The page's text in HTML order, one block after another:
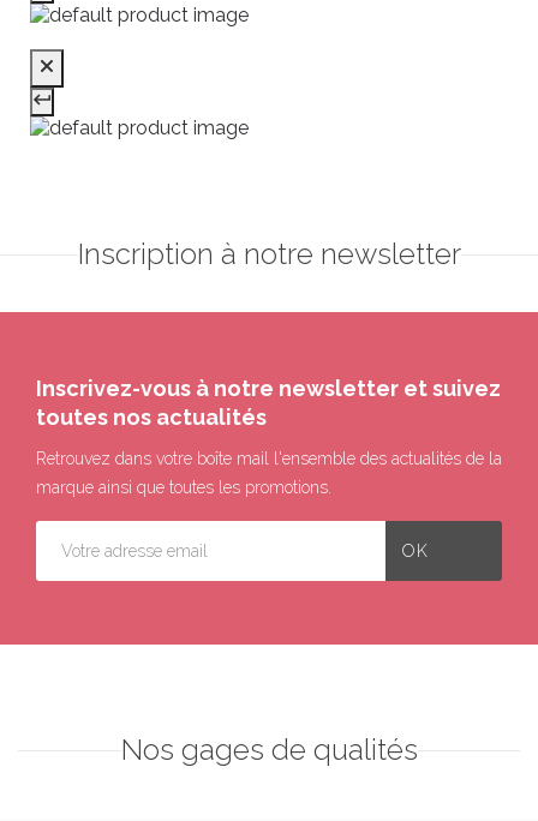
Inscription à notre newsletter
Inscrivez-vous à notre newsletter et suivez
toutes nos actualités
Retrouvez dans votre boîte mail l'ensemble des actualités de la
marque ainsi que toutes les promotions.
Nos gages de qualités